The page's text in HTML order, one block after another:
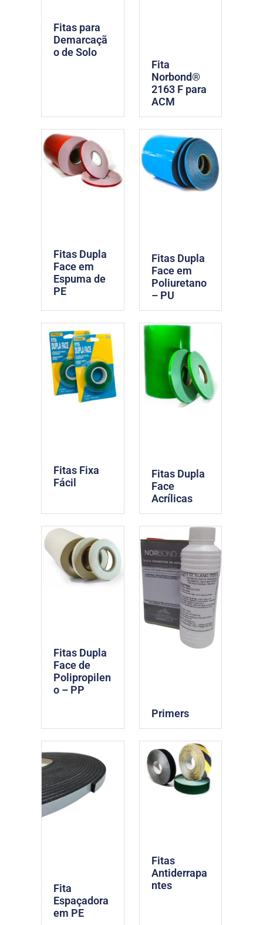
Fitas para
Demarcaçã
o de Solo
Fita
Norbond®
2163 F para
ACM
Fitas Dupla
Face em
Espuma de
PE
Fitas Dupla
Face em
Poliuretano
– PU
Fitas Fixa
Fácil
Fitas Dupla
Face
Acrílicas
Fitas Dupla
Face de
Polipropilen
o – PP
Primers
Fita
Espaçadora
em PE
Fitas
Antiderrapa
ntes